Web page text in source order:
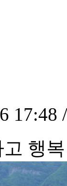
17:48
행